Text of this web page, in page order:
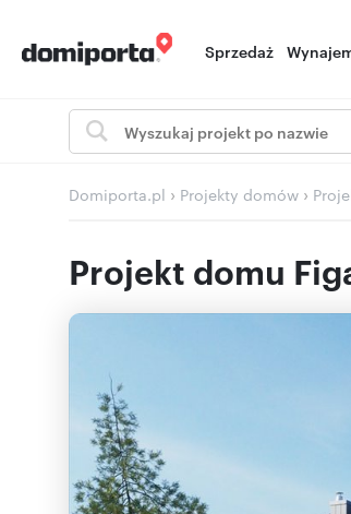
Sprzedaż
Domiporta.pl › Projekty domów ›
Projekt domu